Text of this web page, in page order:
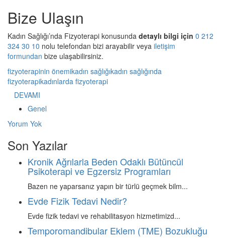
Bize Ulaşın
Kadın Sağlığı’nda Fizyoterapi konusunda detaylı bilgi için 0 212
324 30 10 nolu telefondan bizi arayabilir veya iletişim
formundan bize ulaşabilirsiniz.
fizyoterapinin önemikadın sağlığıkadın sağlığında
fizyoterapikadınlarda fizyoterapi
DEVAMI
Genel
Yorum Yok
Son Yazılar
Kronik Ağrılarla Beden Odaklı Bütüncül
Psikoterapi ve Egzersiz Programları
Bazen ne yaparsanız yapın bir türlü geçmek bilm...
Evde Fizik Tedavi Nedir?
Evde fizik tedavi ve rehabilitasyon hizmetimizd...
Temporomandibular Eklem (TME) Bozukluğu